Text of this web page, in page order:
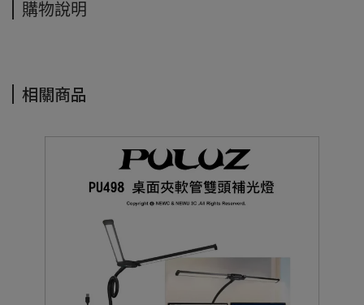
購物說明
相關商品